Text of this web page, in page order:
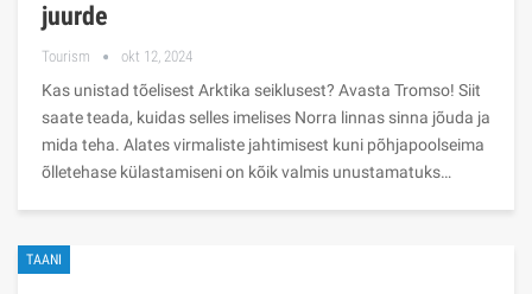
juurde
Tourism okt 12, 2024
Kas unistad tõelisest Arktika seiklusest? Avasta Tromso! Siit
saate teada, kuidas selles imelises Norra linnas sinna jõuda ja
mida teha. Alates virmaliste jahtimisest kuni põhjapoolseima
õlletehase külastamiseni on kõik valmis unustamatuks…
TAANI